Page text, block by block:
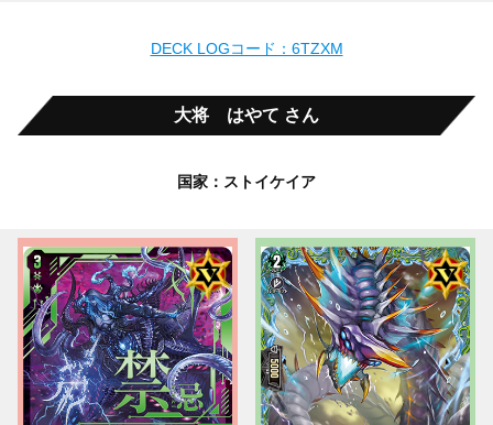
DECK LOGコード：6TZXM
大将 はやて さん
国家：ストイケイア